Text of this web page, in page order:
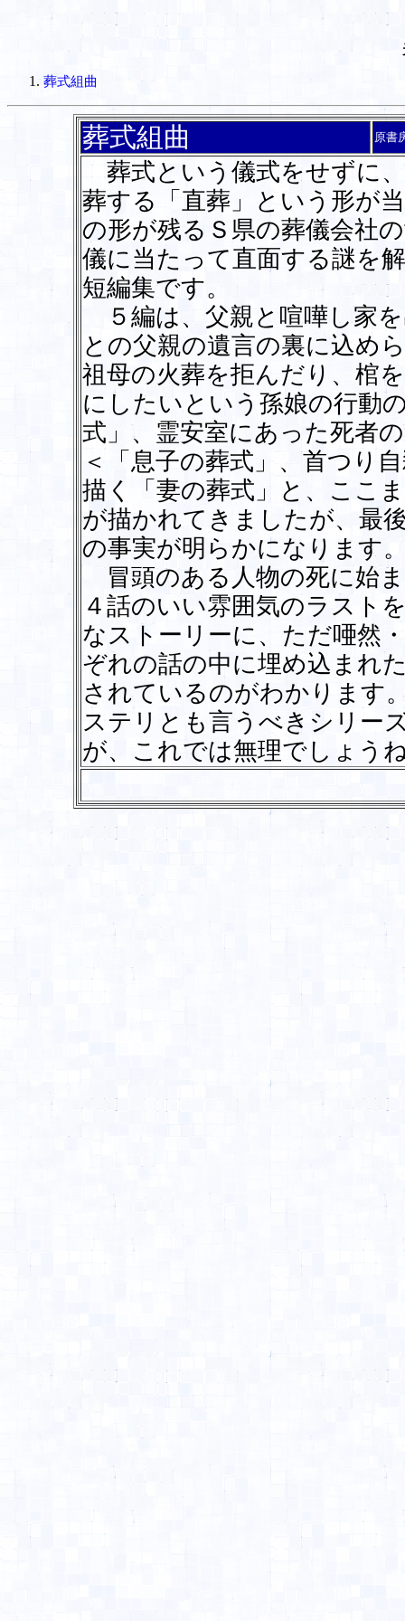
葬式組曲
葬式組曲 原書
葬式という儀式をせずに
葬する「直葬」という形が
の形が残るＳ県の葬儀会社
儀に当たって直面する謎を
短編集です。
５編は、父親と喧嘩し家
との父親の遺言の裏に込め
祖母の火葬を拒んだり、棺
にしたいという孫娘の行動
式」、霊安室にあった死者
＜「息子の葬式」、首つり
描く「妻の葬式」と、ここ
が描かれてきましたが、最
の事実が明らかになります
冒頭のある人物の死に始
４話のいい雰囲気のラスト
なストーリーに、ただ唖然
ぞれの話の中に埋め込まれ
されているのがわかります
ステリとも言うべきシリー
が、これでは無理でしょう